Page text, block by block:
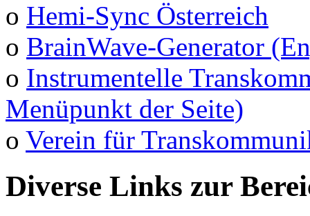
o Hemi-Sync Österreich
o BrainWave-Generator
o Instrumentelle
Menüpunkt der Seite)
o Verein für
Diverse Links zur